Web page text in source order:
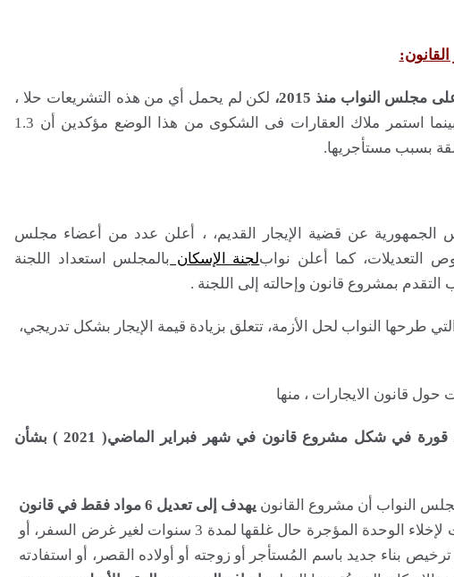
لكن لم يحمل أي من هذه التشريعات حلا ،
كما لم يتم إقرار أى منها، بينما استمر ملاك العقارات فى الشكوى من هذا الوضع مؤكدين أن 1.3
بسبب مستأجريها.
الجمهورية عن قضية الإيجار القديم، ، أعلن عدد من أعضاء مجلس
التعديلات، كما أعلن نوابلجنة الإسكان بالمجلس استعداد اللجنة
التقدم بمشروع قانون وإحالته إلى اللجنة .
طرحها النواب لحل الأزمة، تتعلق بزيادة قيمة الإيجار بشكل تدريجي،
قانون الايجارات ، منها
ما تقدم به النائب أحمد قورة في شكل مشروع قانون في شهر فبراير الماضي( 2021 ) بشأن
النواب أن مشروع القانون
يهدف إلى تعديل 6 مواد فقط في قانون
تسمح بإضافة حالات لإخلاء الوحدة المؤجرة حال غلقها لمدة 3 سنوات لغير غرض السفر، أو
بناء جديد باسم المُستأجر أو زوجته أو أولاده القصر، أو استفادته